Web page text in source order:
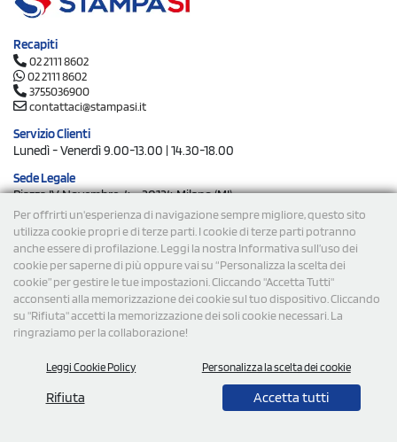
Per offrirti un'esperienza di navigazione sempre migliore, questo sito
utilizza cookie propri e di terze parti. I cookie di terze parti potranno
anche essere di profilazione. Leggi la nostra Informativa sull’uso dei
cookie per saperne di più oppure vai su “Personalizza la scelta dei
cookie” per gestire le tue impostazioni. Cliccando "Accetta Tutti"
acconsenti alla memorizzazione dei cookie sul tuo dispositivo. Cliccando
su "Rifiuta" accetti la memorizzazione dei soli cookie necessari. La
ringraziamo per la collaborazione!
Leggi Cookie Policy Personalizza la scelta dei cookie
Rifiuta Accetta tutti
Recapiti
02 2111 8602
02 2111 8602
3755036900
contattaci@stampasi.it
Servizio Clienti
Lunedì - Venerdì 9.00-13.00 | 14.30-18.00
Sede Legale
Piazza IV Novembre, 4 - 20124 Milano (MI)
StampaSi s.r.l.
P.Iva/C.F. 09734470967
N° Rea MI-2110632
Capitale Sociale € 250.000 i.v.
Stampasi è il leader in Italia nella vendita di gadget e
abbigliamento aziendale personalizzato, con più di 25.000 clienti